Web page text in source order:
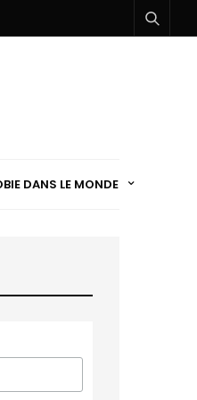
DANS LE MONDE